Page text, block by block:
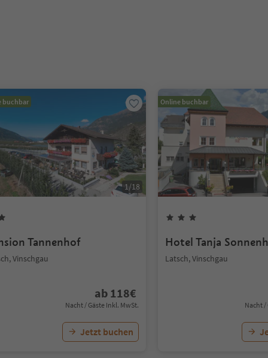
buchbar
1/18
Tannenhof
Vinschgau
ab 118€
Nacht / Gäste Inkl. MwSt.
Jetzt buchen
Online buchbar
Hotel Tanja
Latsch, Vinschgau
Nacht /